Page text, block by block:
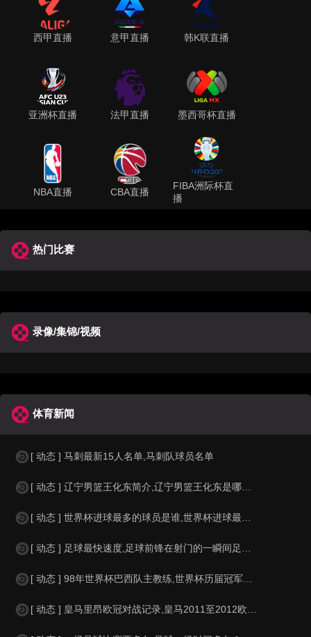
西甲直播 意甲直播 韩K联直播
亚洲杯直播 法甲直播 墨西哥杯直播
NBA直播 CBA直播
FIBA洲际杯直
播
热门比赛
录像/集锦/视频
体育新闻
[ 动态 ] 马刺最新15人名单,马刺队球员名单
[ 动态 ] 辽宁男篮王化东简介,辽宁男篮王化东是哪里人？
[ 动态 ] 世界杯进球最多的球员是谁,世界杯进球最多的球员是谁？
[ 动态 ] 足球最快速度,足球前锋在射门的一瞬间足球的速度有多快？？
[ 动态 ] 98年世界杯巴西队主教练,世界杯历届冠军球队教练
[ 动态 ] 皇马里昂欧冠对战记录,皇马2011至2012欧冠赛程&nbs